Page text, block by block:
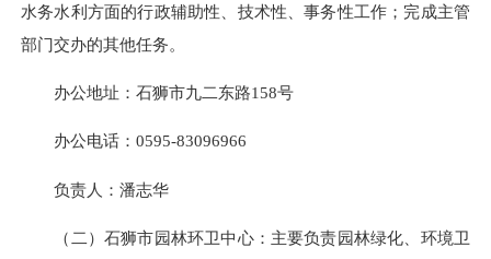
水务水利方面的行政辅助性、技术性、事务性工作；完成主管
部门交办的其他任务。
办公地址：石狮市九二东路158号
办公电话： 0595-83096966
负责人：潘志华
（二） 石狮市园林环卫中心：主要负责园林绿化、 环境卫